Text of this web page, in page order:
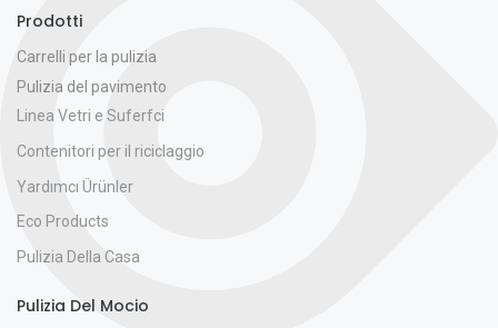
Prodotti
Carrelli per la pulizia
Pulizia del pavimento
Linea Vetri e Suferfci
Contenitori per il riciclaggio
Yardımcı Ürünler
Eco Products
Pulizia Della Casa
Pulizia Del Mocio